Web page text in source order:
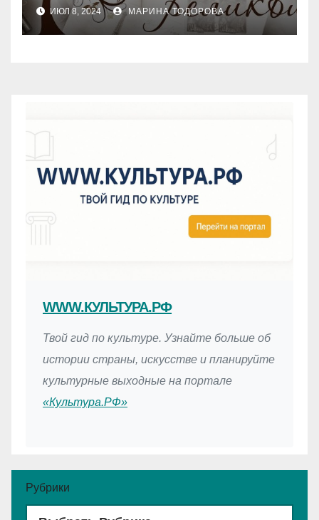
WWW.КУЛЬТУРА.РФ
Твой гид по культуре. Узнайте больше об
истории страны, искусстве и планируйте
культурные выходные на портале
«Культура.РФ»
Рубрики
ИЮЛ 8, 2024 МАРИНА ТОДОРОВА